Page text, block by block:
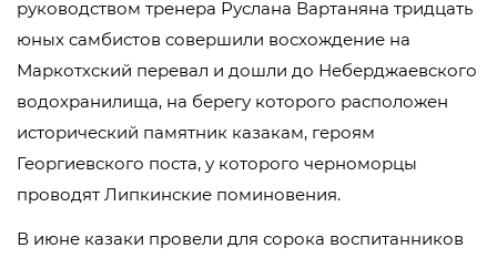
руководством тренера Руслана Вартаняна тридцать
юных самбистов совершили восхождение на
Маркотхский перевал и дошли до Неберджаевского
водохранилища, на берегу которого расположен
исторический памятник казакам, героям
Георгиевского поста, у которого черноморцы
проводят Липкинские поминовения.
В июне казаки провели для сорока воспитанников